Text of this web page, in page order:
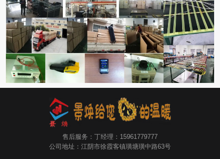
售后服务：丁经理：15961779777
公司地址：江阴市徐霞客镇璜塘璜中路63号